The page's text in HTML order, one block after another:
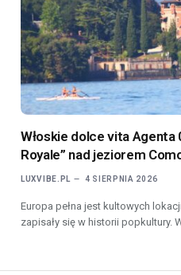
Włoskie dolce vita Agenta
Royale” nad jeziorem
LUXVIBE.PL 4 SIERPNIA 2026
Europa pełna jest kultowych
zapisały się w historii popkultury.